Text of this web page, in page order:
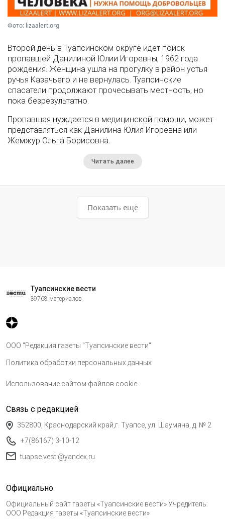
Фото: lizaalert.org
Второй день в Туапсинском округе идет поиск
пропавшей Данилиной Юлии Игоревны, 1962 года
рождения. Женщина ушла на прогулку в район устья
ручья Казачьего и не вернулась. Туапсинские
спасатели продолжают прочесывать местность, но
пока безрезультатно.
Пропавшая нуждается в медицинской помощи, может
представляться как Данилина Юлия Игоревна или
Жемжур Ольга Борисовна.
Читать далее
Показать ещё
Туапсинские вести
39768 материалов
ООО "Редакция газеты "Туапсинские вести"
Политика обработки персональных данных
Использование сайтом файлов cookie
Связь с редакцией
352800, Краснодарский край,г. Туапсе, ул. Шаумяна, д. № 2
+7(86167) 3-10-12
tuapse.vesti@yandex.ru
Официально
Официальный сайт газеты «Туапсинские вести» Учредитель:
ООО Редакция газеты «Туапсинские вести»